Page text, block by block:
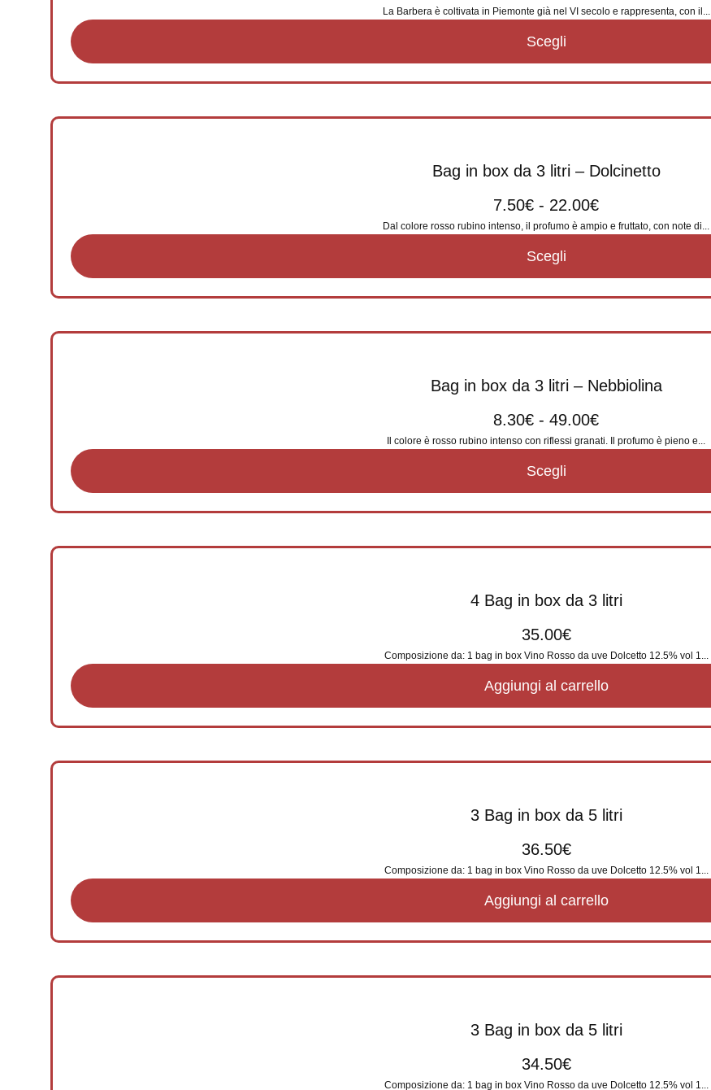
La Barbera è coltivata in Piemonte già nel VI secolo e rappresenta, con il...
Scegli
Bag in box da 3 litri – Dolcinetto
7.50€ - 22.00€
Dal colore rosso rubino intenso, il profumo è ampio e fruttato, con note di...
Scegli
Bag in box da 3 litri – Nebbiolina
8.30€ - 49.00€
Il colore è rosso rubino intenso con riflessi granati. Il profumo è pieno e...
Scegli
4 Bag in box da 3 litri
35.00€
Composizione da: 1 bag in box Vino Rosso da uve Dolcetto 12.5% vol 1...
Aggiungi al carrello
3 Bag in box da 5 litri
36.50€
Composizione da: 1 bag in box Vino Rosso da uve Dolcetto 12.5% vol 1...
Aggiungi al carrello
3 Bag in box da 5 litri
34.50€
Composizione da: 1 bag in box Vino Rosso da uve Dolcetto 12.5% vol 1...